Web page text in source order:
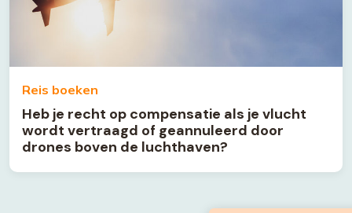
Reis boeken
Heb je recht op compensatie als je vlucht
wordt vertraagd of geannuleerd door
drones boven de luchthaven?